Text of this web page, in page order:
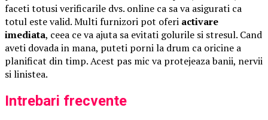
faceti totusi verificarile dvs. online ca sa va asigurati ca
totul este valid. Multi furnizori pot oferi activare
imediata, ceea ce va ajuta sa evitati golurile si stresul. Cand
aveti dovada in mana, puteti porni la drum ca oricine a
planificat din timp. Acest pas mic va protejeaza banii, nervii
si linistea.
Intrebari frecvente